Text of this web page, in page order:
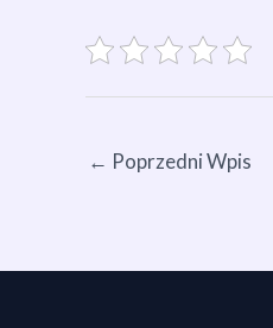
← Poprzedni Wpis